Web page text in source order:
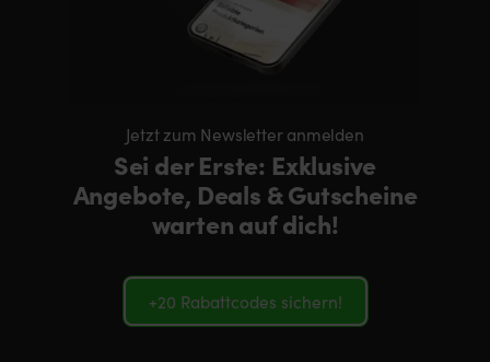
Jetzt zum Newsletter anmelden
Sei der Erste: Exklusive
Angebote, Deals & Gutscheine
warten auf dich!
+20 Rabattcodes sichern!